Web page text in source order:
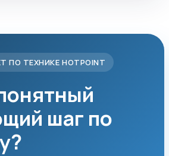
ТЕХНИКЕ HOTPOINT
шаг по